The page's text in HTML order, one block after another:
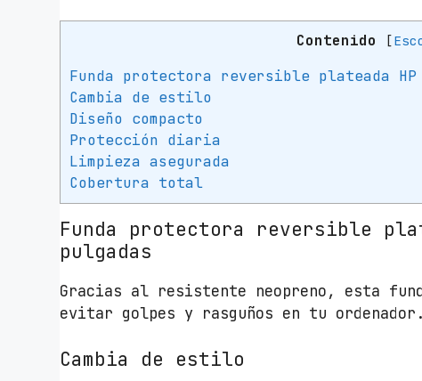
Contenido [
Funda protectora reversible plateada
Cambia de estilo
Diseño compacto
Protección diaria
Limpieza asegurada
Cobertura total
Funda protectora reversible
pulgadas
Gracias al resistente neopreno, esta
evitar golpes y rasguños en tu ordenador.
Cambia de estilo